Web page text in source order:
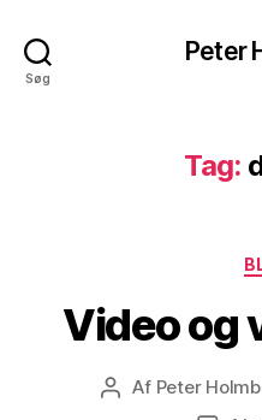
Søg
Peter
Tag:
Video og
Indlægsforfatter
Af Peter